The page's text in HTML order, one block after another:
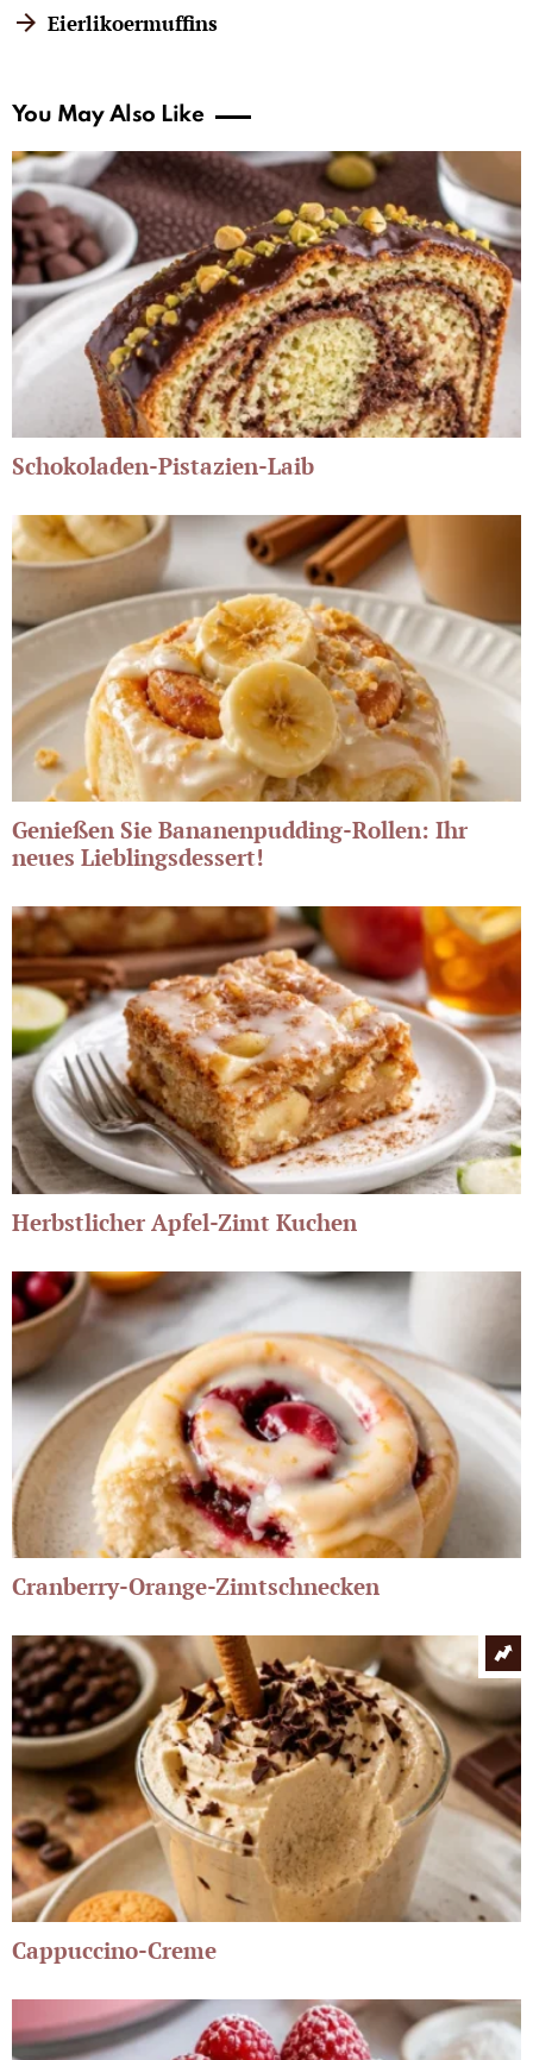
Eierlikoermuffins
You May Also Like
Schokoladen-Pistazien-Laib
Genießen Sie Bananenpudding-Rollen: Ihr
neues Lieblingsdessert!
Herbstlicher Apfel-Zimt Kuchen
Cranberry-Orange-Zimtschnecken
Cappuccino-Creme